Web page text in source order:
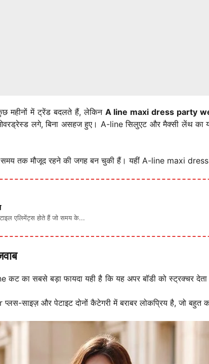
महीनों में ट्रेंड बदलते हैं, लेकिन A line maxi dress party
लगे, बिना असहज हुए। A-line सिलुएट और मैक्सी लेंथ का यह
समय तक मौजूद रहने की जगह बन चुकी हैं। यहीं A-line maxi
एलिमेंट्स होते हैं जो समय के...
कट का सबसे बड़ा फायदा यही है कि यह अपर बॉडी को स्ट्रक्चर
साइज़ और पेटाइट दोनों कैटेगरी में बराबर लोकप्रिय है, जो बहुत